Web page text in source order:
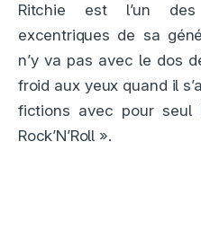
Ritchie est l’un
excentriques de sa
n’y va pas avec le dos
froid aux yeux quand il
fictions avec pour seul
Rock’N’Roll ».